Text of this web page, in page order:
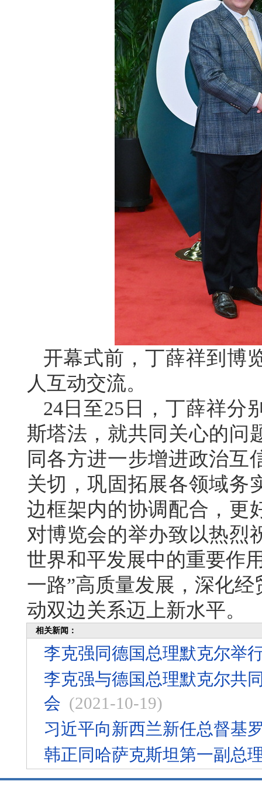
开幕式前，丁薛祥到博
人互动交流。
24日至25日，丁薛祥分
斯塔法，就共同关心的问
同各方进一步增进政治互
关切，巩固拓展各领域务
边框架内的协调配合，更
对博览会的举办致以热烈
世界和平发展中的重要作
一路”高质量发展，深化
动双边关系迈上新水平。
相关新闻：
李克强同德国总理默克尔举
李克强与德国总理默克尔共
会 (2021-10-19)
习近平向新西兰新任总督基
韩正同哈萨克斯坦第一副总